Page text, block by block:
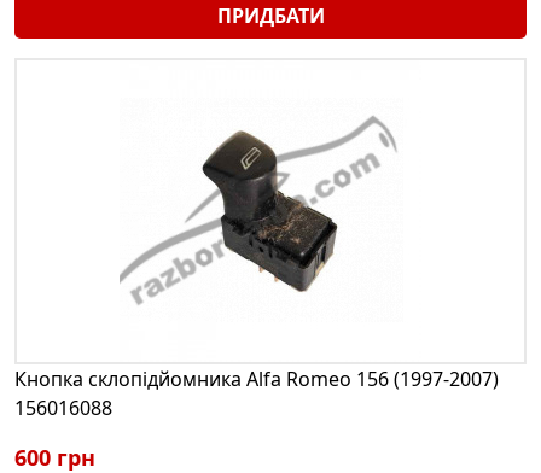
ПРИДБАТИ
Кнопка склопідйомника Alfa Romeo 156 (1997-2007)
156016088
600 грн